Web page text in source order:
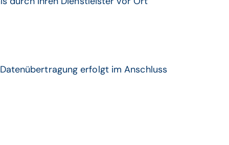
erfolgt im Anschluss